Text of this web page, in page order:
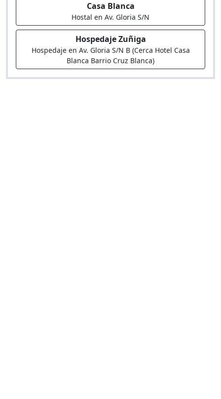
Casa Blanca
Hostal en Av. Gloria S/N
Hospedaje Zuñiga
Hospedaje en Av. Gloria S/N B (Cerca Hotel Casa
Blanca Barrio Cruz Blanca)